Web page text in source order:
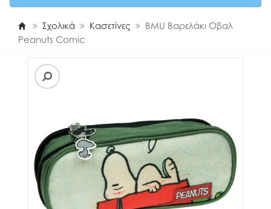
Σχολικά Κασετίνες
BMU Βαρελάκι Οβαλ
Peanuts Comic